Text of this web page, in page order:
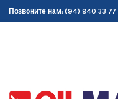
Позвоните нам: (94) 940 33 77